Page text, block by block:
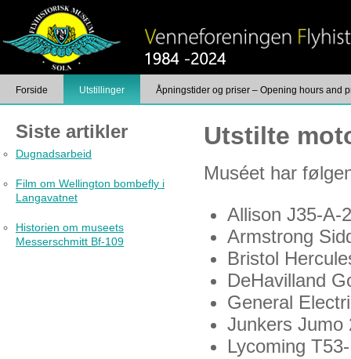
Forside Utstillinger Åpningstider og priser – Opening hours and
Siste artikler
Dugnadsarbeid
Film om Wellington bombefly i
Langavatnet
Historien om museets
Messerschmitt Bf-109
Utstilte
Muséet har
Allison J35-A-
Armstrong
Bristol
DeHavilland
General
Junkers Jumo
Lycoming